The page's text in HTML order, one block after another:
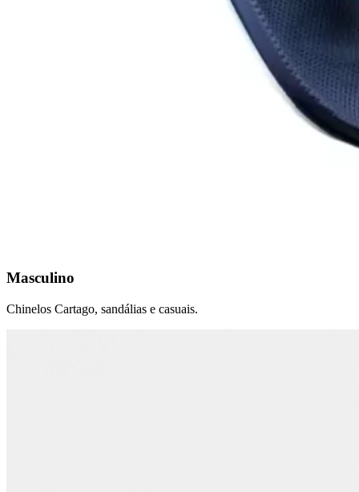
Masculino
Chinelos Cartago, sandálias e casuais.